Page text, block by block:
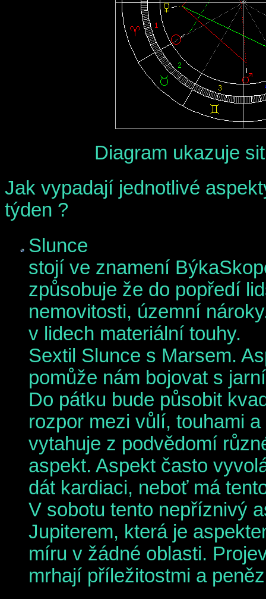
Diagram ukazuje
Jak vypadají jednotlivé
týden ?
Slunce
stojí ve znamení
způsobuje že do popředí
nemovitosti, územní
v lidech materiální touhy.
Sextil Slunce s Marsem.
pomůže nám bojovat s
Do pátku bude působit
rozpor mezi vůlí, touhami
vytahuje z podvědomí
aspekt. Aspekt často
dát kardiaci, neboť má
V sobotu tento nepříznivý
Jupiterem, která je
míru v žádné oblasti.
mrhají příležitostmi a